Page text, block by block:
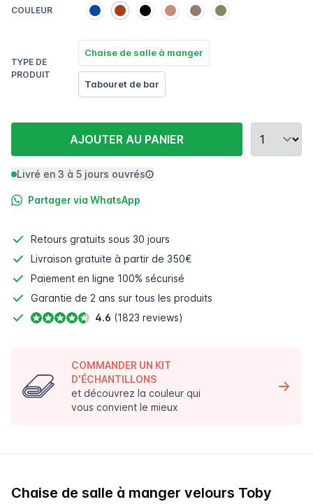
COULEUR
TYPE DE
PRODUIT
Chaise de salle à manger
Tabouret de bar
AJOUTER AU PANIER
Livré en 3 à 5 jours ouvrés
Partager via WhatsApp
Retours gratuits sous 30 jours
Livraison gratuite à partir de 350€
Paiement en ligne 100% sécurisé
Garantie de 2 ans sur tous les produits
4.6 (1823 reviews)
COMMANDER UN KIT
D'ÉCHANTILLONS
et découvrez la couleur qui
vous convient le mieux
Chaise de salle à manger velours Toby